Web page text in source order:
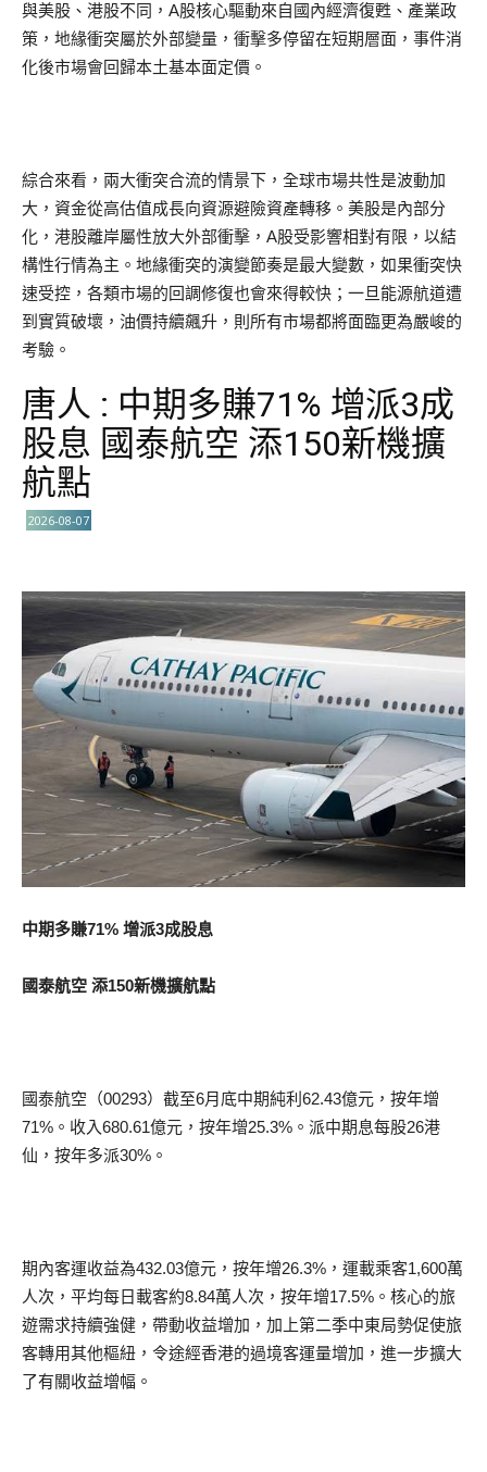
與美股、港股不同，A股核心驅動來自國內經濟復甦、產業政
策，地緣衝突屬於外部變量，衝擊多停留在短期層面，事件消
化後市場會回歸本土基本面定價。
綜合來看，兩大衝突合流的情景下，全球市場共性是波動加
大，資金從高估值成長向資源避險資產轉移。美股是內部分
化，港股離岸屬性放大外部衝擊，A股受影響相對有限，以結
構性行情為主。地緣衝突的演變節奏是最大變數，如果衝突快
速受控，各類市場的回調修復也會來得較快；一旦能源航道遭
到實質破壞，油價持續飆升，則所有市場都將面臨更為嚴峻的
考驗。
唐人 : 中期多賺71% 增派3成
股息 國泰航空 添150新機擴
航點
2026-08-07
中期多賺71% 增派3成股息
國泰航空 添150新機擴航點
國泰航空（00293）截至6月底中期純利62.43億元，按年增
71%。收入680.61億元，按年增25.3%。派中期息每股26港
仙，按年多派30%。
期內客運收益為432.03億元，按年增26.3%，運載乘客1,600萬
人次，平均每日載客約8.84萬人次，按年增17.5%。核心的旅
遊需求持續強健，帶動收益增加，加上第二季中東局勢促使旅
客轉用其他樞紐，令途經香港的過境客運量增加，進一步擴大
了有關收益增幅。